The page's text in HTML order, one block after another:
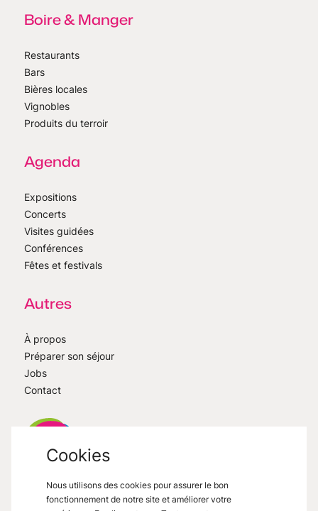
Boire & Manger
Restaurants
Bars
Bières locales
Vignobles
Produits du terroir
Agenda
Expositions
Concerts
Visites guidées
Conférences
Fêtes et festivals
Autres
À propos
Préparer son séjour
Jobs
Contact
VisitMons2026- All right reserved
Cookies
Nous utilisons des cookies pour assurer le bon
fonctionnement de notre site et améliorer votre